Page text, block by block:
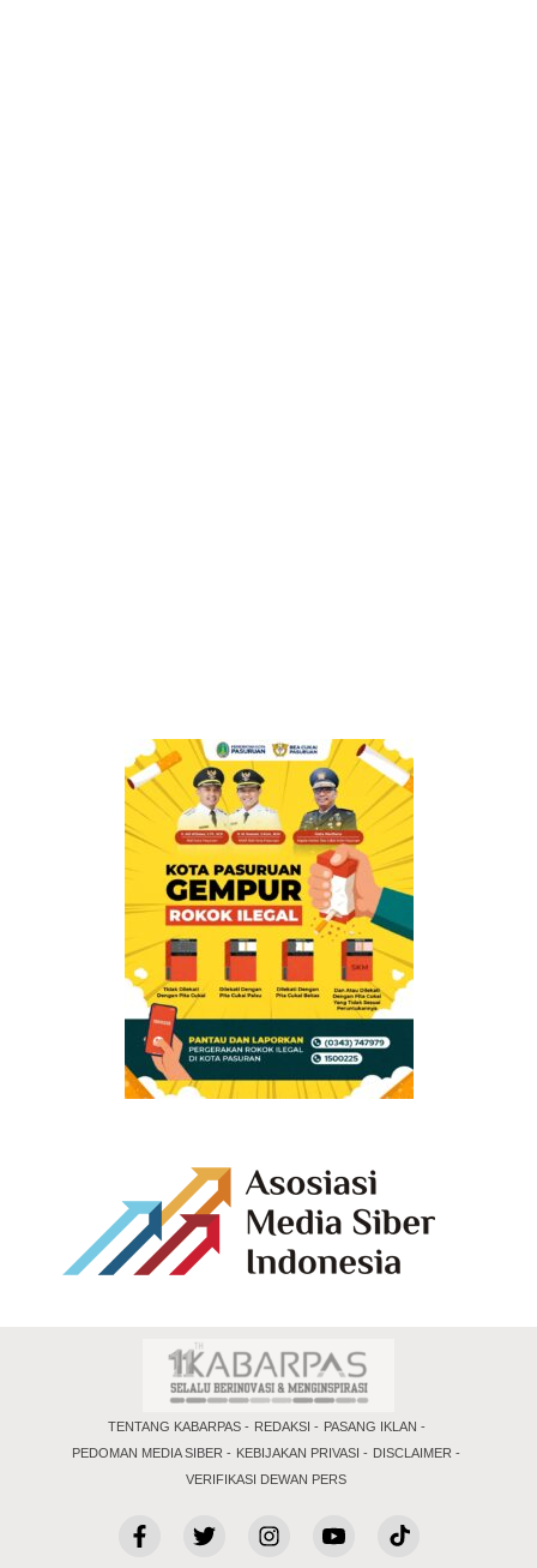
TENTANG KABARPAS REDAKSI
PASANG IKLAN
PEDOMAN MEDIA SIBER
KEBIJAKAN PRIVASI
DISCLAIMER
VERIFIKASI DEWAN PERS